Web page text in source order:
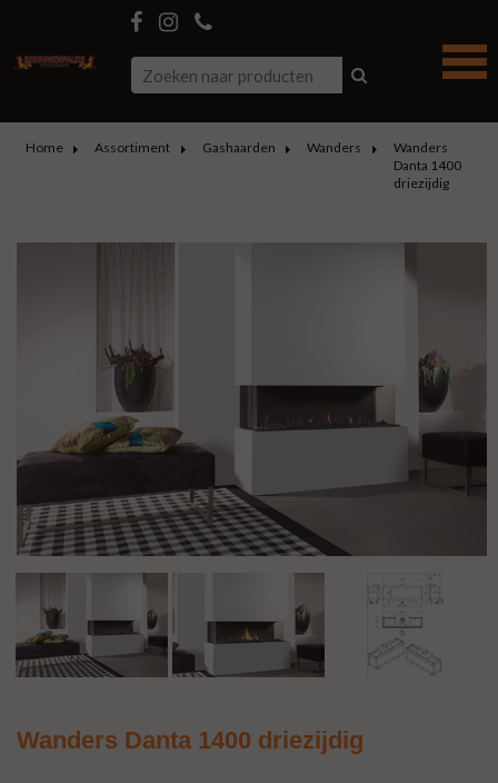
Home Assortiment Gashaarden Wanders
Wanders
Danta 1400
driezijdig
Wanders Danta 1400 driezijdig